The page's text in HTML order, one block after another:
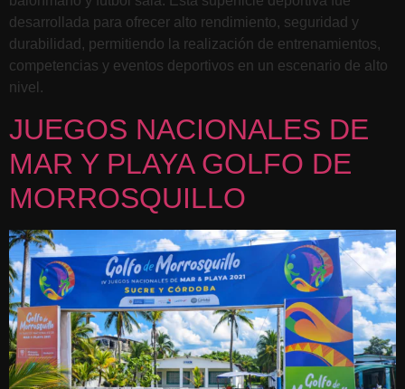
desarrollada para ofrecer alto rendimiento, seguridad y
durabilidad, permitiendo la realización de entrenamientos,
competencias y eventos deportivos en un escenario de alto
nivel.
JUEGOS NACIONALES DE
MAR Y PLAYA GOLFO DE
MORROSQUILLO